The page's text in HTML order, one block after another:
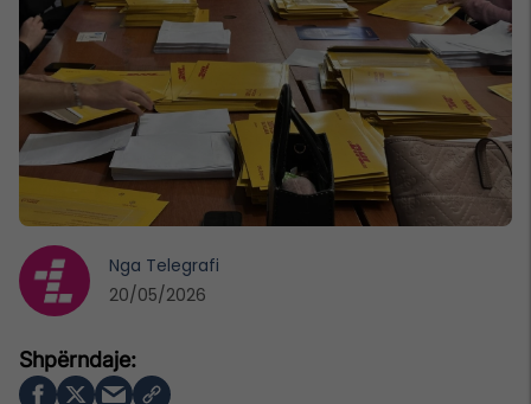
Nga Telegrafi
20/05/2026